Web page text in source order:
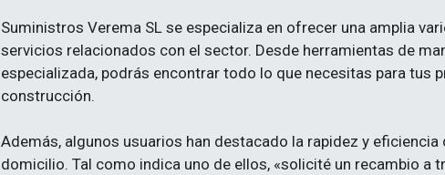
Suministros Verema SL se especializa en ofrecer una amplia
servicios relacionados con el sector. Desde herramientas de
especializada, podrás encontrar todo lo que necesitas para tus
construcción.
Además, algunos usuarios han destacado la rapidez y
domicilio. Tal como indica uno de ellos, «solicité un recambio a